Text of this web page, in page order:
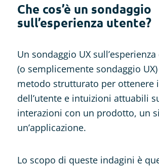
Che cos’è un sondaggio
sull’esperienza utente?
Un sondaggio UX sull’esperienza
(o semplicemente sondaggio
metodo strutturato per ottenere
dell’utente e intuizioni attuabili
interazioni con un prodotto, un
un’applicazione.
Lo scopo di queste indagini è